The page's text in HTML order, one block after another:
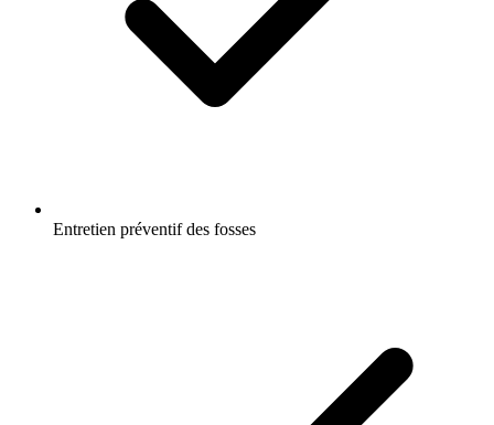
Entretien préventif des fosses